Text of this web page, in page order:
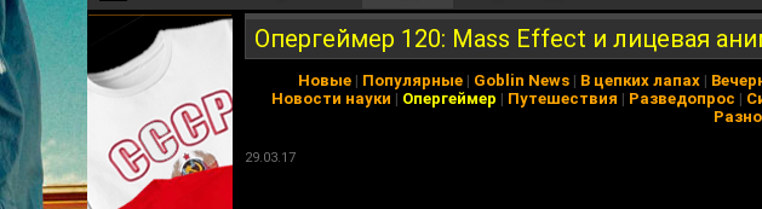
Опергеймер 120: Mass Effect и лицевая
Новые | Популярные | Goblin News | В цепких лапах |
Новости науки | Опергеймер | Путешествия | Разведопрос |
29.03.17